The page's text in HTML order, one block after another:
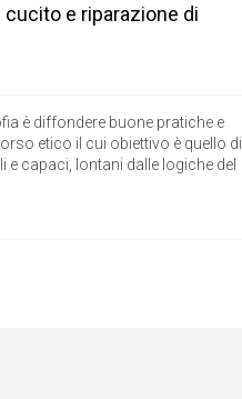
cucito e riparazione di
è diffondere buone pratiche e
etico il cui obiettivo è quello di
e capaci, lontani dalle logiche del